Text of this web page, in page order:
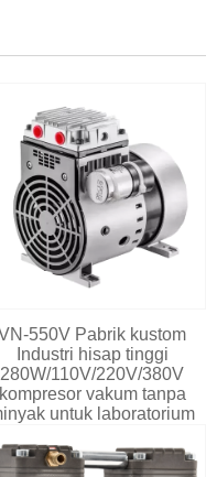
550V Pabrik kustom
Industri hisap tinggi
280W/110V/220V/380V
kompresor vakum tanpa
untuk laboratorium